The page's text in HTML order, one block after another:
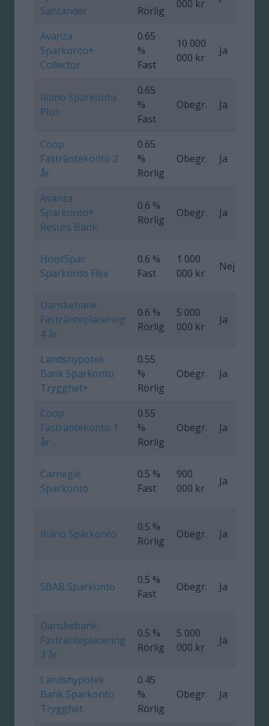
Santander
Rörlig
000 kr
Avanza
Sparkonto+
Collector
0.65
%
Fast
10 000
000 kr
Ja
Ikano Sparkonto
Plus
0.65
%
Fast
Obegr. Ja
Coop
Fasträntekonto 2
år
0.65
%
Rörlig
Obegr. Ja
Avanza
Sparkonto+
Resurs Bank
0.6 %
Rörlig
Obegr. Ja
HoistSpar
Sparkonto Flex
0.6 %
Fast
1 000
000 kr
Nej
Danskebank
Fastränteplacering
4 år
0.6 %
Rörlig
5 000
000 kr
Ja
Landshypotek
Bank Sparkonto
Trygghet+
0.55
%
Rörlig
Obegr. Ja
Coop
Fasträntekonto 1
år
0.55
%
Rörlig
Obegr. Ja
Carnegie
Sparkonto
0.5 %
Fast
900
000 kr
Ja
Ikano Sparkonto
0.5 %
Rörlig
Obegr. Ja
SBAB Sparkonto
0.5 %
Fast
Obegr. Ja
Danskebank
Fastränteplacering
3 år
0.5 %
Rörlig
5 000
000 kr
Ja
Landshypotek
Bank Sparkonto
Trygghet
0.45
%
Rörlig
Obegr. Ja